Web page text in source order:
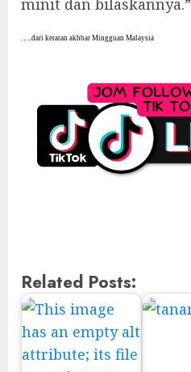
minit dan bilaskannya.”
…..dari keratan akhbar Mingguan Malaysia
Related Posts: